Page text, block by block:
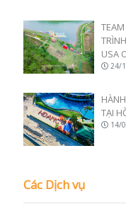
USA
24/
TẠI
14/
Các Dịch vụ